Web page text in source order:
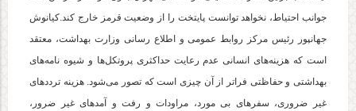
جوانب احتیاط، نخواهد توانست پایتخت را از وضعیت قرمز خارج کند.کیانوش
جهانپور رئیس مرکز روابط عمومی و اطلاع رسانی وزارت بهداشت، معتقد
است که هزینه‌های انسانی عدم رعایت حداکثری پروتکل‌ها و شیوه نامه‌های
بهداشتی و حفاظتی فراتر از آن چیزی است که تصور می‌شود. هزینه ترددهای
غیر ضروری، سفرهای بی مورد، مراودات و رفت و آمدهای غیر ضرور،